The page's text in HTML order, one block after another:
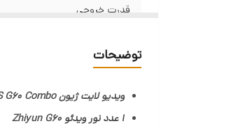
قدرت خروجی
توضیحات
ویدیو لایت ژیون Zhiyun MOLUS G60 Combo
1 عدد نور ویدئو Zhiyun G60